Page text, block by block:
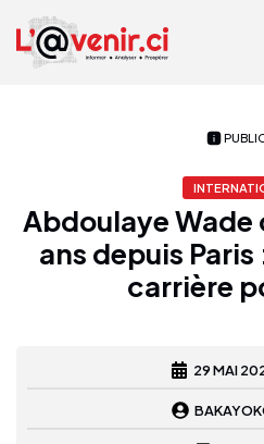
Abdoulaye Wade
ans depuis Paris
carrière
29 MAI